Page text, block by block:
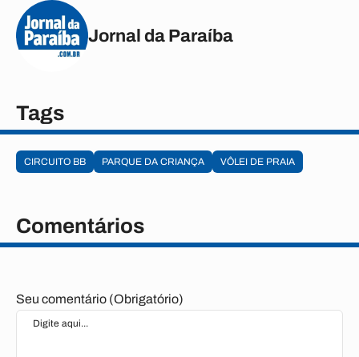
Jornal da Paraíba
Tags
CIRCUITO BB PARQUE DA CRIANÇA VÔLEI DE PRAIA
Comentários
Seu comentário (Obrigatório)